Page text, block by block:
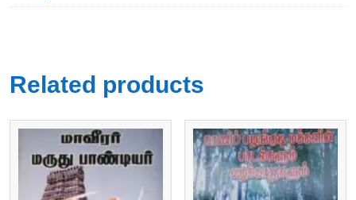
Related products